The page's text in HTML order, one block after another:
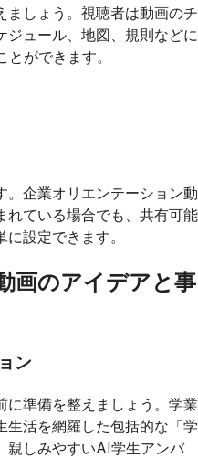
ましょう。視聴者は動画のチ
ジュール、地図、規則などに
ができます。
。企業オリエンテーション動
れている場合でも、共有可能
設定できます。
画のアイデアと事
ン
に準備を整えましょう。学業
生活を網羅した包括的な「学
親しみやすいAI学生アンバ